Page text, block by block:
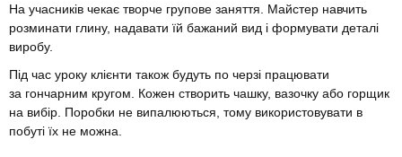
На учасників чекає творче групове заняття. Майстер навчить
розминати глину, надавати їй бажаний вид і формувати деталі
виробу.
Під час уроку клієнти також будуть по черзі працювати
за гончарним кругом. Кожен створить чашку, вазочку або горщик
на вибір. Поробки не випалюються, тому використовувати в
побуті їх не можна.